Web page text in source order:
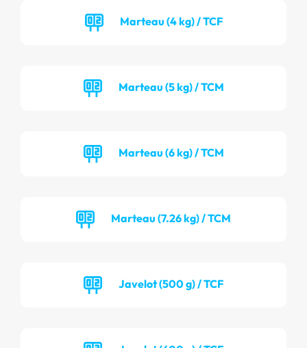
Marteau (4 kg) / TCF
Marteau (5 kg) / TCM
Marteau (6 kg) / TCM
Marteau (7.26 kg) / TCM
Javelot (500 g) / TCF